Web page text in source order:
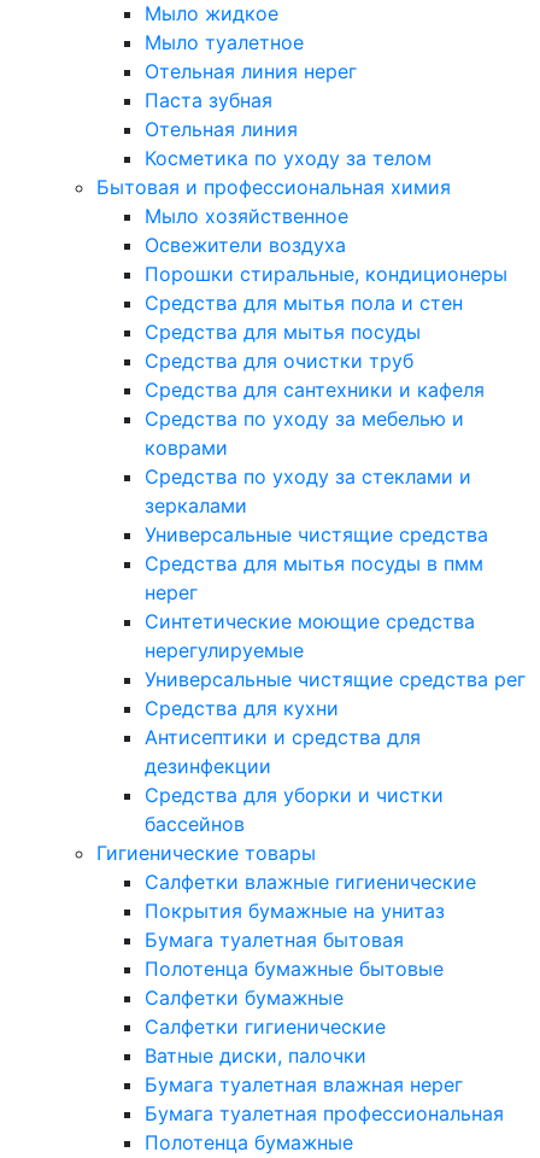
Мыло жидкое
Мыло туалетное
Отельная линия нерег
Паста зубная
Отельная линия
Косметика по уходу за телом
Бытовая и профессиональная химия
Мыло хозяйственное
Освежители воздуха
Порошки стиральные, кондиционеры
Средства для мытья пола и стен
Средства для мытья посуды
Средства для очистки труб
Средства для сантехники и кафеля
Средства по уходу за мебелью и
коврами
Средства по уходу за стеклами и
зеркалами
Универсальные чистящие средства
Средства для мытья посуды в пмм
нерег
Синтетические моющие средства
нерегулируемые
Универсальные чистящие средства рег
Средства для кухни
Антисептики и средства для
дезинфекции
Средства для уборки и чистки
бассейнов
Гигиенические товары
Салфетки влажные гигиенические
Покрытия бумажные на унитаз
Бумага туалетная бытовая
Полотенца бумажные бытовые
Салфетки бумажные
Салфетки гигиенические
Ватные диски, палочки
Бумага туалетная влажная нерег
Бумага туалетная профессиональная
Полотенца бумажные